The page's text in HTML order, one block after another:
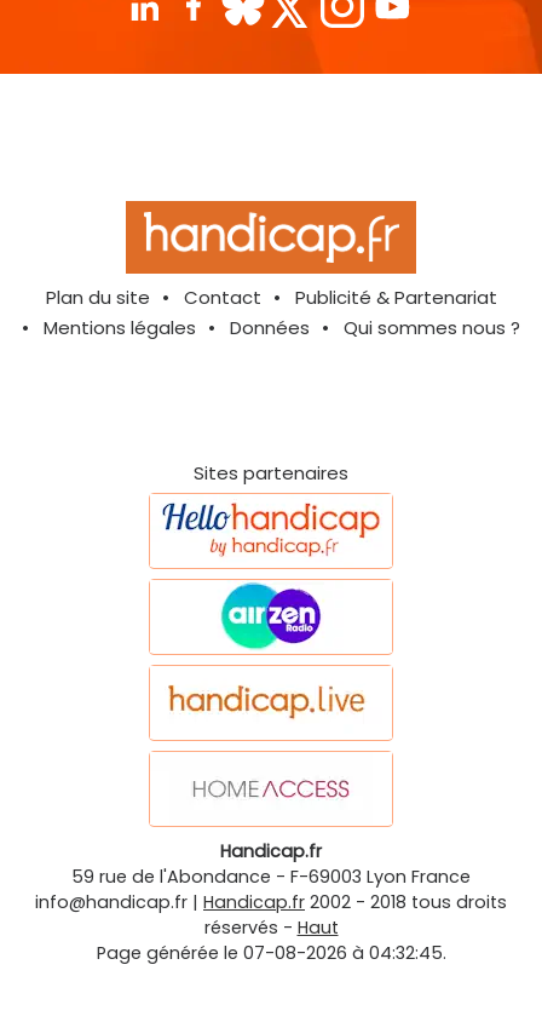
Plan du site Contact
Publicité & Partenariat
Mentions légales
Données Qui sommes nous ?
Sites partenaires
Handicap.fr
59 rue de l'Abondance - F-69003 Lyon France
info@handicap.fr | Handicap.fr 2002 - 2018 tous droits
réservés - Haut
Page générée le 07-08-2026 à 04:32:45.